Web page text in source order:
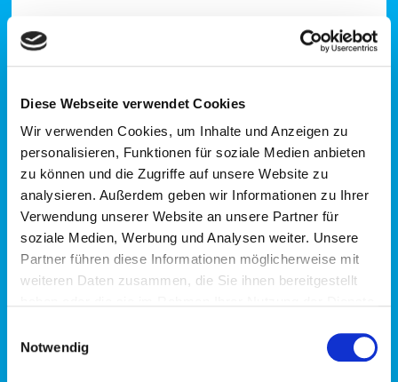
Diese Webseite verwendet Cookies
Wir verwenden Cookies, um Inhalte und Anzeigen zu
personalisieren, Funktionen für soziale Medien anbieten
zu können und die Zugriffe auf unsere Website zu
analysieren. Außerdem geben wir Informationen zu Ihrer
Verwendung unserer Website an unsere Partner für
soziale Medien, Werbung und Analysen weiter. Unsere
Partner führen diese Informationen möglicherweise mit
weiteren Daten zusammen, die Sie ihnen bereitgestellt
Notwendig
Sturzprävention
Hilfsmittelberatung und Hilfsmitteltraining
Bio- und Neurofeedback